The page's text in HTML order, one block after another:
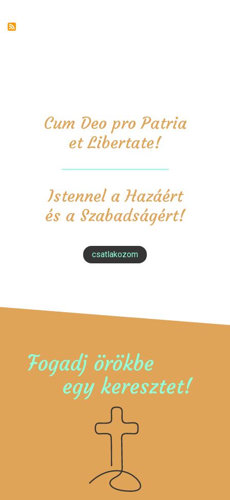
Cum Deo pro Patria
et Libertate!
Istennel a Hazáért
és a Szabadságért!
csatlakozom
Fogadj örökbe
egy keresztet!